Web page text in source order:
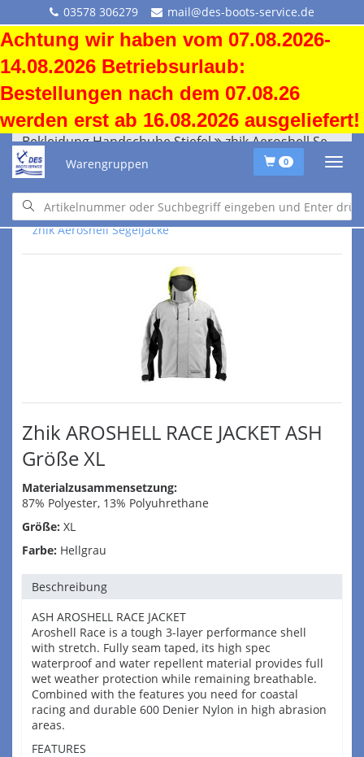
03578 306279 mail@des-boots-service.de
Achtung wir haben vom 07.08.2026-
14.08.2026 Betriebsurlaub:
Bestellungen nach dem 07.08.26
werden erst ab 16.08.2026 ausgeliefert!
Warengruppen 0
Bekleidung Handschuhe Stiefel zhik Aeroshell Segeljacke
Bekleidung Handschuhe Stiefel
zhik Aeroshell Segeljacke
Zhik AROSHELL RACE JACKET ASH
Größe XL
Materialzusammensetzung:
87% Polyester, 13% Polyuhrethane
Größe: XL
Farbe: Hellgrau
Beschreibung
ASH AROSHELL RACE JACKET
Aroshell Race is a tough 3-layer performance shell
with stretch. Fully seam taped, its high spec
waterproof and water repellent material provides full
wet weather protection while remaining breathable.
Combined with the features you need for coastal
racing and durable 600 Denier Nylon in high abrasion
areas.
FEATURES